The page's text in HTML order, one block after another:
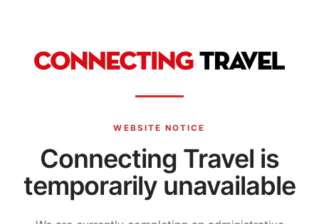
WEBSITE NOTICE
Connecting Travel is
temporarily unavailable